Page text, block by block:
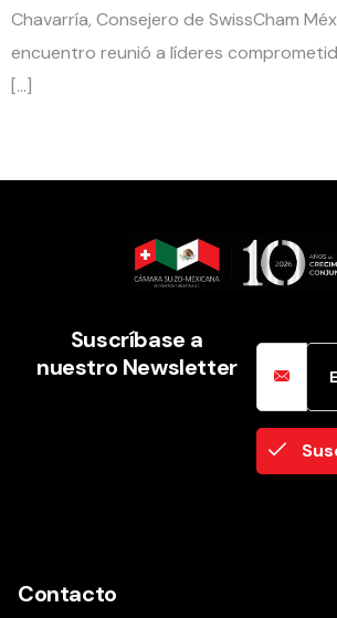
Chavarría, Consejero de SwissCham
encuentro reunió a líderes
[…]
Suscríbase a
nuestro Newsletter
Contacto